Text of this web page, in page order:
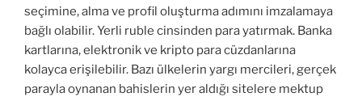
seçimine, alma ve profil oluşturma adımını imzalamaya
bağlı olabilir. Yerli ruble cinsinden para yatırmak. Banka
kartlarına, elektronik ve kripto para cüzdanlarına
kolayca erişilebilir. Bazı ülkelerin yargı mercileri, gerçek
parayla oynanan bahislerin yer aldığı sitelere mektup